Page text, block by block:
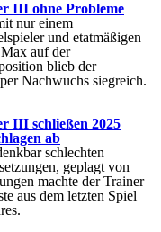
III ohne Probleme
nur einem
und etatmäßigen
auf der
blieb der
Nachwuchs siegreich.
III schließen 2025
ab
schlechten
geplagt von
machte der Trainer
aus dem letzten Spiel